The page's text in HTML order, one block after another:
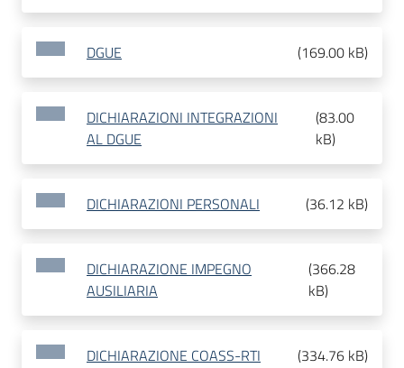
DGUE (169.00 kB)
DICHIARAZIONI INTEGRAZIONI
AL DGUE
(83.00
kB)
DICHIARAZIONI PERSONALI (36.12 kB)
DICHIARAZIONE IMPEGNO
AUSILIARIA
(366.28
kB)
DICHIARAZIONE COASS-RTI (334.76 kB)